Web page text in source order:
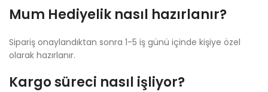
Mum Hediyelik nasıl hazırlanır?
Sipariş onaylandıktan sonra 1-5 iş günü içinde kişiye özel
olarak hazırlanır.
Kargo süreci nasıl işliyor?